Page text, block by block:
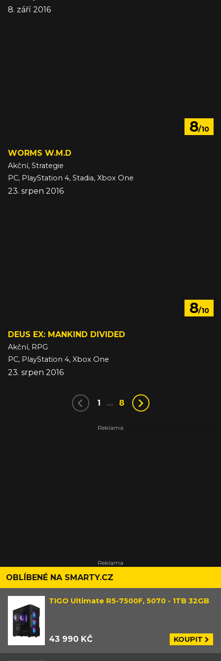
8. září 2016
8/10
WORMS W.M.D
Akční, Strategie
PC, PlayStation 4, Stadia, Xbox One
23. srpen 2016
8/10
DEUS EX: MANKIND DIVIDED
Akční, RPG
PC, PlayStation 4, Xbox One
23. srpen 2016
1 … 8
OBLÍBENÉ NA SMARTY.CZ
TIGO Ultimate R5-7500F, 5070 - 1TB 32GB
43 990 KČ KOUPIT